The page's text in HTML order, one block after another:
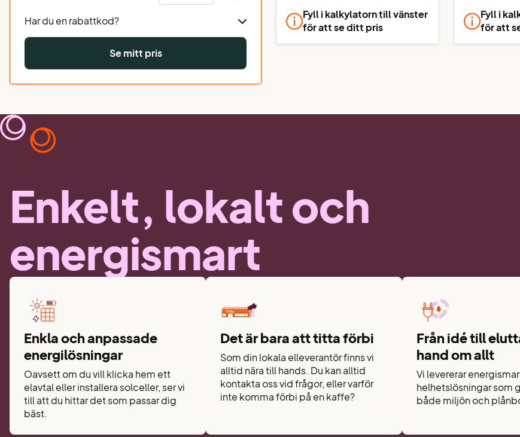
Har du en rabattkod?
Se mitt pris
Fyll i kalkylatorn till vänster
för att se ditt pris
Fyll i
för att
Enkelt, lokalt och
energismart
Enkla och anpassade
energilösningar
Oavsett om du vill klicka hem ett
elavtal eller installera solceller, ser vi
till att du hittar det som passar dig
bäst.
Det är bara att titta förbi
Som din lokala elleverantör finns vi
alltid nära till hands. Du kan alltid
kontakta oss vid frågor, eller varför
inte komma förbi på en kaffe?
Från idé till
hand om allt
Vi levererar
helhetslösningar som
både miljön och